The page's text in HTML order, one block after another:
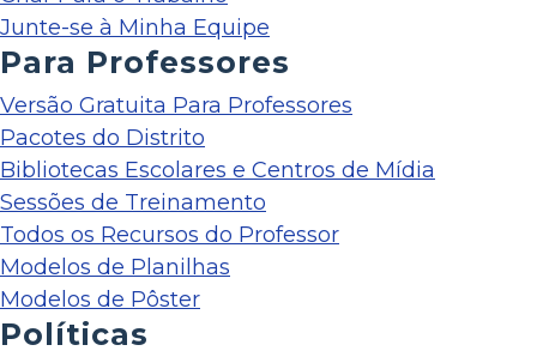
Junte-se à Minha Equipe
Para Professores
Versão Gratuita Para Professores
Pacotes do Distrito
Bibliotecas Escolares e Centros de Mídia
Sessões de Treinamento
Todos os Recursos do Professor
Modelos de Planilhas
Modelos de Pôster
Políticas